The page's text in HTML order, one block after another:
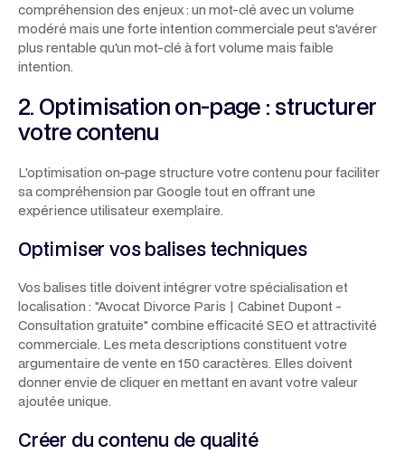
compréhension des enjeux : un mot-clé avec un volume
modéré mais une forte intention commerciale peut s'avérer
plus rentable qu'un mot-clé à fort volume mais faible
intention.
2. Optimisation on-page : structurer
votre contenu
L'optimisation on-page structure votre contenu pour faciliter
sa compréhension par Google tout en offrant une
expérience utilisateur exemplaire.
Optimiser vos balises techniques
Vos balises title doivent intégrer votre spécialisation et
localisation : "Avocat Divorce Paris | Cabinet Dupont -
Consultation gratuite" combine efficacité SEO et attractivité
commerciale. Les meta descriptions constituent votre
argumentaire de vente en 150 caractères. Elles doivent
donner envie de cliquer en mettant en avant votre valeur
ajoutée unique.
Créer du contenu de qualité